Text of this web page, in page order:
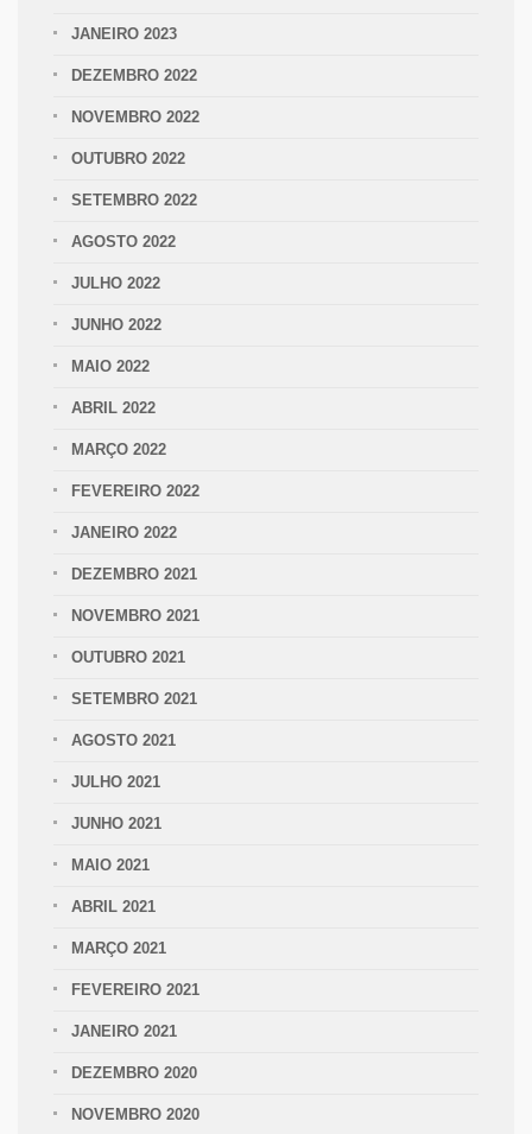
JANEIRO 2023
DEZEMBRO 2022
NOVEMBRO 2022
OUTUBRO 2022
SETEMBRO 2022
AGOSTO 2022
JULHO 2022
JUNHO 2022
MAIO 2022
ABRIL 2022
MARÇO 2022
FEVEREIRO 2022
JANEIRO 2022
DEZEMBRO 2021
NOVEMBRO 2021
OUTUBRO 2021
SETEMBRO 2021
AGOSTO 2021
JULHO 2021
JUNHO 2021
MAIO 2021
ABRIL 2021
MARÇO 2021
FEVEREIRO 2021
JANEIRO 2021
DEZEMBRO 2020
NOVEMBRO 2020